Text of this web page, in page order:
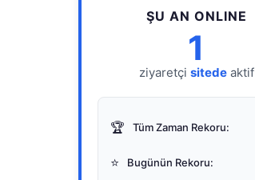
ŞU AN ONLINE
1
ziyaretçi sitedeaktif
🏆 Tüm Zaman Rekoru:
⭐ Bugünün Rekoru: